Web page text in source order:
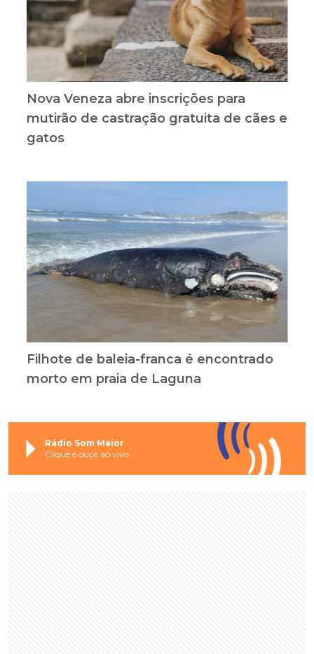
Nova Veneza abre inscrições para
mutirão de castração gratuita de cães e
gatos
Filhote de baleia-franca é encontrado
morto em praia de Laguna
Rádio Som Maior
Clique e ouça ao vivo